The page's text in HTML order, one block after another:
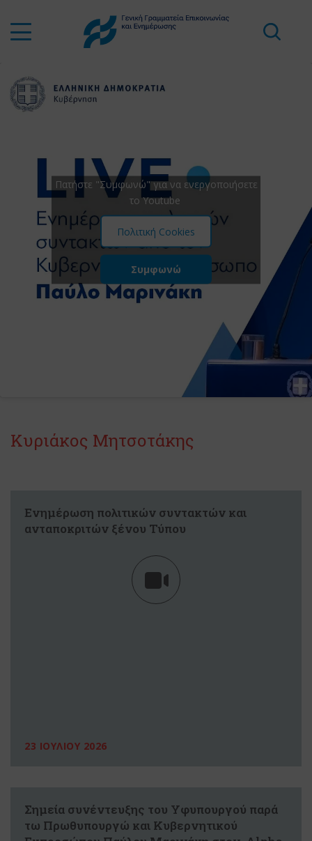
Πατήστε "Συμφωνώ" για να ενεργοποιήσετε
το Youtube
Πολιτική Cookies
Συμφωνώ
Κυριάκος Μητσοτάκης
Ενημέρωση πολιτικών συντακτών και
ανταποκριτών ξένου Τύπου
23 ΙΟΥΛΙΟΥ 2026
Σημεία συνέντευξης του Υφυπουργού παρά
τω Πρωθυπουργώ και Κυβερνητικού